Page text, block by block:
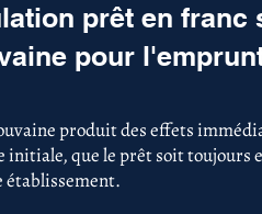
prêt en franc
pour
produit des effets
que le prêt soit toujours
établissement.